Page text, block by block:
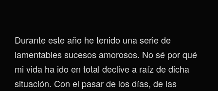
Durante este año he tenido una serie de
lamentables sucesos amorosos. No sé por qué
mi vida ha ido en total declive a raíz de dicha
situación. Con el pasar de los días, de las